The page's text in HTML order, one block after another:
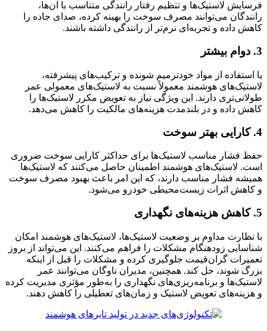
فرسایش لاستیک‌ها و تنظیم رفتار رانندگی متناسب با آن‌ها،
رانندگان می‌توانند مصرف سوخت را بهینه کرده، صدای جاده را
کاهش داده و تجربه‌ای نرم‌تر از رانندگی داشته باشند.
3. دوام بیشتر
با استفاده از مواد خودترمیم شونده و ترکیب‌های پیشرفته،
لاستیک‌های هوشمند معمولاً نسبت به لاستیک‌های معمولی عمر
طولانی‌تری دارند. این ویژگی نیاز به تعویض مکرر لاستیک‌ها را
کاهش داده و در بلندمدت هزینه‌های مالکیت را کاهش می‌دهد.
4. کارایی بهتر سوخت
حفظ فشار مناسب لاستیک‌ها برای حداکثر کارایی سوخت ضروری
است. لاستیک‌های هوشمند اطمینان حاصل می‌کنند که لاستیک‌ها
همیشه فشار مناسب دارند، که این امر باعث بهبود مصرف سوخت
و کاهش اثرات زیست‌محیطی خودرو می‌شود.
5. کاهش هزینه‌های نگهداری
با نظارت مداوم بر وضعیت لاستیک‌ها، لاستیک‌های هوشمند امکان
شناسایی زودهنگام مشکلات را فراهم می‌کنند. این می‌تواند از بروز
تعمیرات گران‌قیمت جلوگیری کرده و مشکلات را قبل از اینکه
بزرگ شوند، حل کند. همچنین، مدیران ناوگان می‌توانند عمر
لاستیک‌ها و برنامه‌ریزی‌های نگهداری را به‌طور مؤثری مدیریت کرده
و هزینه‌های تعویض لاستیک و زمان‌های تعطیلی را کاهش دهند.